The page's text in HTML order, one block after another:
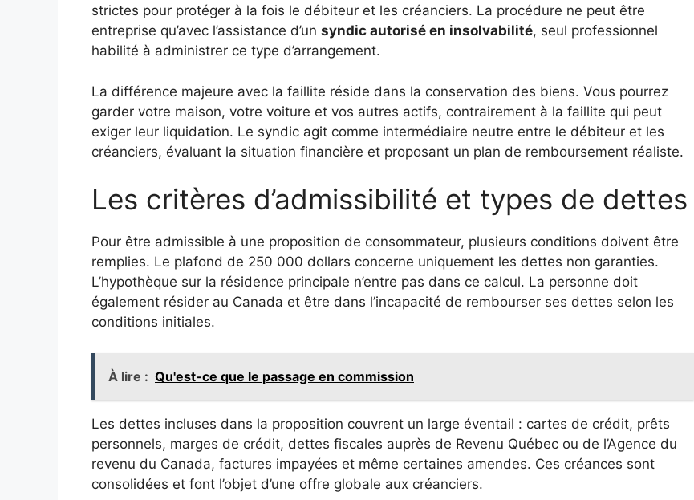
strictes pour protéger à la fois le débiteur et les créanciers. La procédure ne peut être
entreprise qu’avec l’assistance d’un syndic autorisé en insolvabilité, seul professionnel
habilité à administrer ce type d’arrangement.
La différence majeure avec la faillite réside dans la conservation des biens. Vous pourrez
garder votre maison, votre voiture et vos autres actifs, contrairement à la faillite qui peut
exiger leur liquidation. Le syndic agit comme intermédiaire neutre entre le débiteur et les
créanciers, évaluant la situation financière et proposant un plan de remboursement réaliste.
Les critères d’admissibilité et types de dettes
Pour être admissible à une proposition de consommateur, plusieurs conditions doivent être
remplies. Le plafond de 250 000 dollars concerne uniquement les dettes non garanties.
L’hypothèque sur la résidence principale n’entre pas dans ce calcul. La personne doit
également résider au Canada et être dans l’incapacité de rembourser ses dettes selon les
conditions initiales.
À lire : Qu'est-ce que le passage en commission
Les dettes incluses dans la proposition couvrent un large éventail : cartes de crédit, prêts
personnels, marges de crédit, dettes fiscales auprès de Revenu Québec ou de l’Agence du
revenu du Canada, factures impayées et même certaines amendes. Ces créances sont
consolidées et font l’objet d’une offre globale aux créanciers.